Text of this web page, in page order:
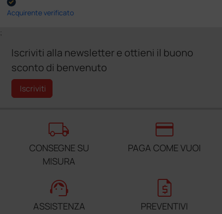
Acquirente verificato
;
Iscriviti alla newsletter e ottieni il buono
sconto di benvenuto
Iscriviti
local_shipping
CONSEGNE SU
MISURA
credit_card
PAGA COME VUOI
support_agent
ASSISTENZA
request_quote
PREVENTIVI